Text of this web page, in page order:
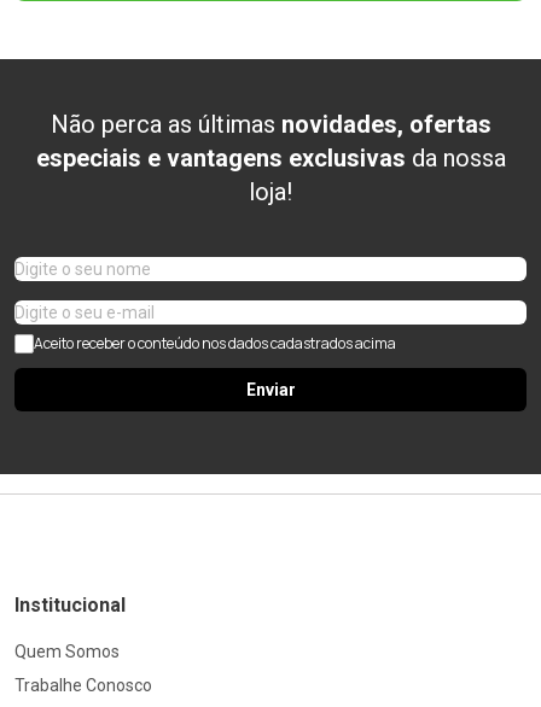
Não perca as últimas novidades, ofertas
especiais e vantagens exclusivas da nossa
loja!
Aceito receber o conteúdo nos dados cadastrados acima
Enviar
Institucional
Quem Somos
Trabalhe Conosco